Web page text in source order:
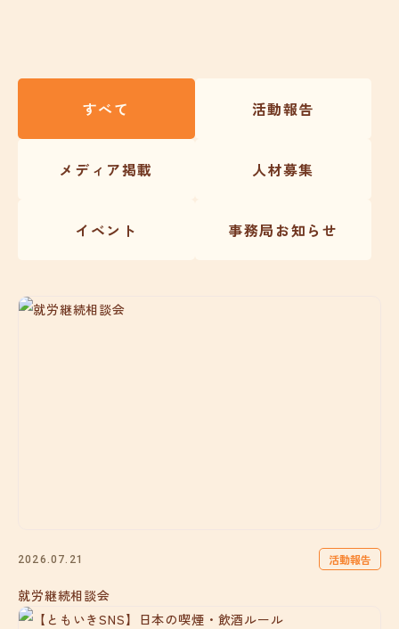
すべて 活動報告
メディア掲載 人材募集
イベント 事務局お知らせ
2026.07.21 活動報告
就労継続相談会